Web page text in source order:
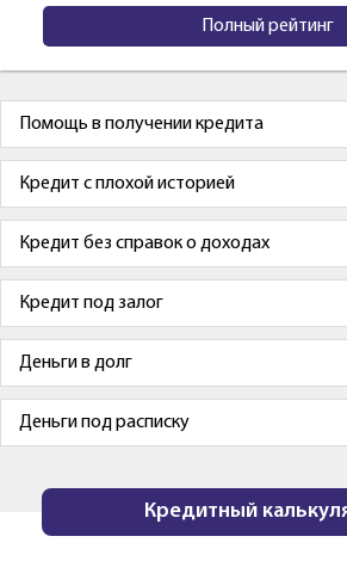
Полный рейтинг
Помощь в получении кредита
Кредит с плохой историей
Кредит без справок о доходах
Кредит под залог
Деньги в долг
Деньги под расписку
Кредитный